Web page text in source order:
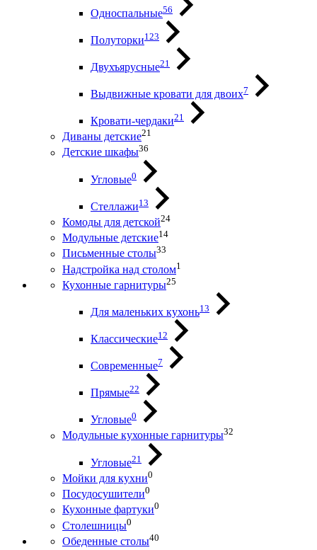
Односпальные56
Полуторки123
Двухъярусные21
Выдвижные кровати для двоих7
Кровати-чердаки21
Диваны детские21
Детские шкафы36
Угловые0
Стеллажи13
Комоды для детской24
Модульные детские14
Письменные столы33
Надстройка над столом1
Кухонные гарнитуры25
Для маленьких кухонь13
Классические12
Современные7
Прямые22
Угловые0
Модульные кухонные гарнитуры32
Угловые21
Мойки для кухни0
Посудосушители0
Кухонные фартуки0
Столешницы0
Обеденные столы40